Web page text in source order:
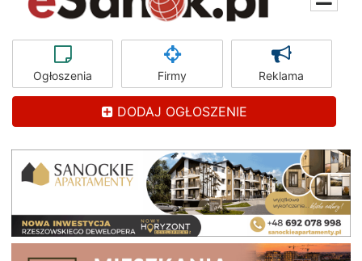
Ogłoszenia Firmy Reklama
DODAJ OGŁOSZENIE